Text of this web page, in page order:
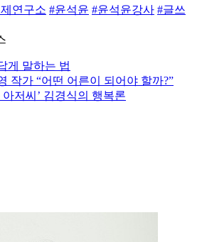
연구소 #윤석윤 #윤석윤강사 #글쓰
게 말하는 법
작가 “어떤 어른이 되어야 할까?”
저씨’ 김경식의 행복론